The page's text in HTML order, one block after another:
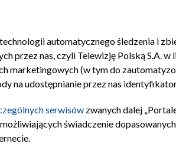
Moje zgody Pomoc Biuro
automatycznego śledzenia i
przez nas, czyli Telewizję Polską S.A. w
marketingowych (w tym do
na udostępnianie przez nas
serwisów zwanych dalej
świadczenie